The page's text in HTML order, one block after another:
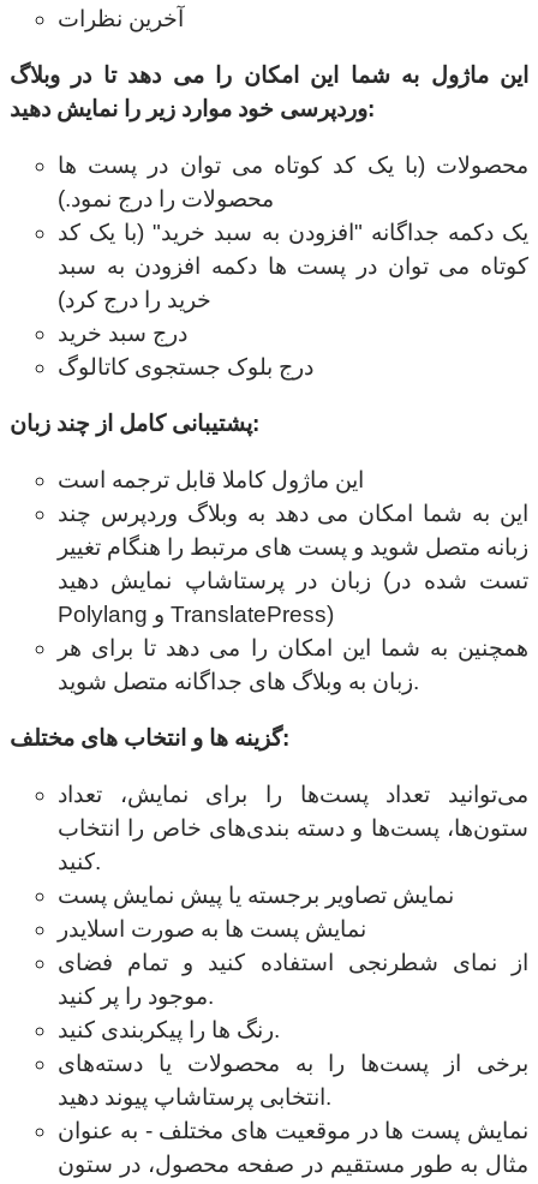
آخرین نظرات
این ماژول به شما این امکان را می دهد تا در وبلاگ
وردپرسی خود موارد زیر را نمایش دهید:
محصولات (با یک کد کوتاه می توان در پست ها
محصولات را درج نمود.)
یک دکمه جداگانه "افزودن به سبد خرید" (با یک کد
کوتاه می توان در پست ها دکمه افزودن به سبد
خرید را درج کرد)
درج سبد خرید
درج بلوک جستجوی کاتالوگ
پشتیبانی کامل از چند زبان:
این ماژول کاملا قابل ترجمه است
این به شما امکان می دهد به وبلاگ وردپرس چند
زبانه متصل شوید و پست های مرتبط را هنگام تغییر
زبان در پرستاشاپ نمایش دهید (تست شده در
Polylang و TranslatePress)
همچنین به شما این امکان را می دهد تا برای هر
زبان به وبلاگ های جداگانه متصل شوید.
گزینه ها و انتخاب های مختلف:
می‌توانید تعداد پست‌ها را برای نمایش، تعداد
ستون‌ها، پست‌ها و دسته بندی‌های خاص را انتخاب
کنید.
نمایش تصاویر برجسته یا پیش نمایش پست
نمایش پست ها به صورت اسلایدر
از نمای شطرنجی استفاده کنید و تمام فضای
موجود را پر کنید.
رنگ ها را پیکربندی کنید.
برخی از پست‌ها را به محصولات یا دسته‌های
انتخابی پرستاشاپ پیوند دهید.
نمایش پست ها در موقعیت های مختلف - به عنوان
مثال به طور مستقیم در صفحه محصول، در ستون